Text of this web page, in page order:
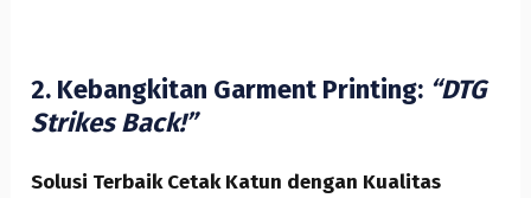
2. Kebangkitan Garment Printing: “DTG
Strikes Back!”
Solusi Terbaik Cetak Katun dengan Kualitas